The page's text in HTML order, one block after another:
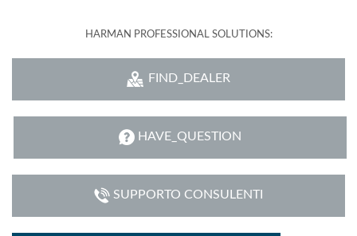
HARMAN PROFESSIONAL SOLUTIONS:
FIND_DEALER
HAVE_QUESTION
SUPPORTO CONSULENTI